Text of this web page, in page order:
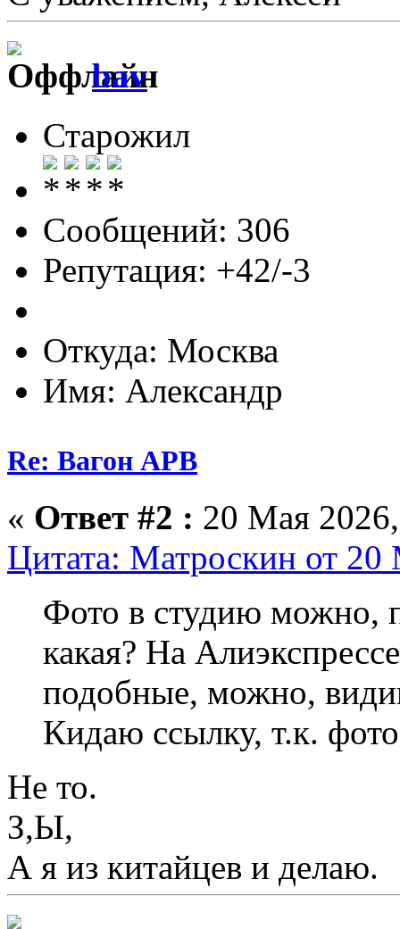
bav
Старожил
Сообщений: 306
Репутация: +42/-3
Откуда: Москва
Имя: Александр
Re: Вагон АРВ
« Ответ #2 : 20 Мая
Цитата: Матроскин от
Фото в студию можно,
какая? На
подобные, можно,
Кидаю ссылку, т.к.
Не то.
З,Ы,
А я из китайцев и делаю.